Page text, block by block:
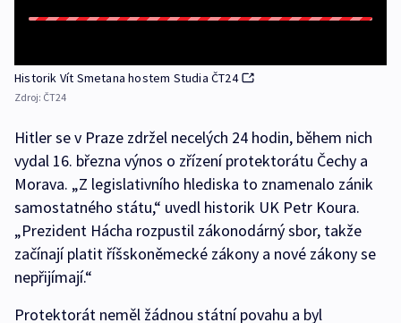
Historik Vít Smetana hostem Studia ČT24
Zdroj: ČT24
Hitler se v Praze zdržel necelých 24 hodin, během nich
vydal 16. března výnos o zřízení protektorátu Čechy a
Morava. „Z legislativního hlediska to znamenalo zánik
samostatného státu,“ uvedl historik UK Petr Koura.
„Prezident Hácha rozpustil zákonodárný sbor, takže
začínají platit říšskoněmecké zákony a nové zákony se
nepřijímají.“
Protektorát neměl žádnou státní povahu a byl